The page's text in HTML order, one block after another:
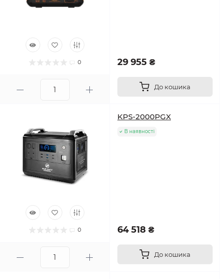
0 29 955 ₴
До кошика
0
KPS-2000PGX
В наявності
64 518 ₴
До кошика